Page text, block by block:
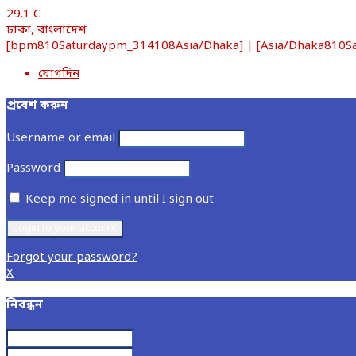
29.1 C
ঢাকা, বাংলাদেশ
[bpm810Saturdaypm_314108Asia/Dhaka] | [Asia/
যোগদিন
প্রবেশ করুন
Username or email
Password
Keep me signed in until I sign out
Forgot your password?
X
নিবন্ধন